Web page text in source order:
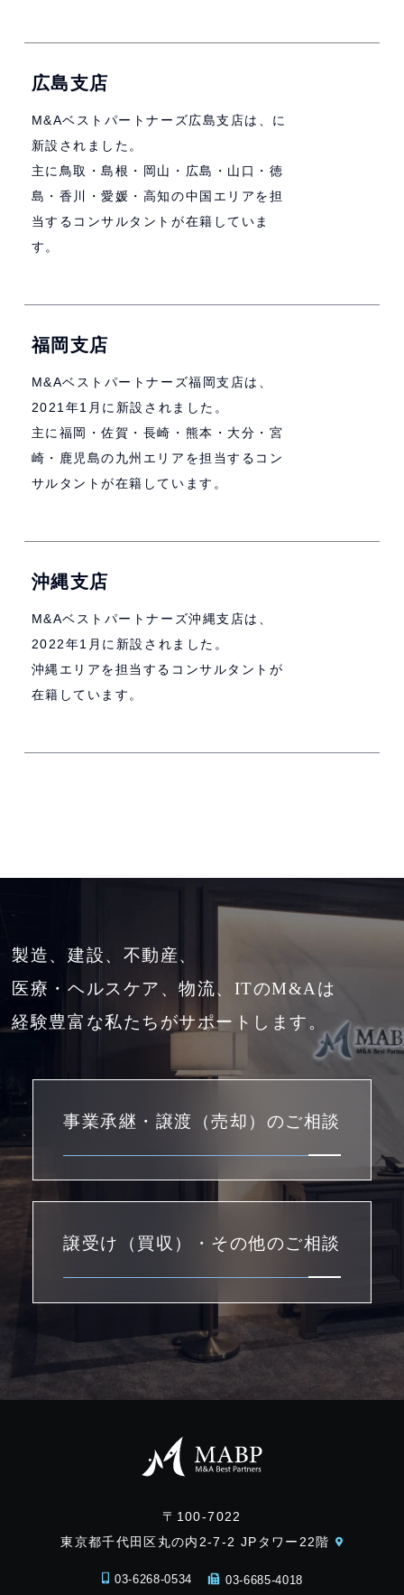
広島支店
M&Aベストパートナーズ広島支店は、に
新設されました。
主に鳥取・島根・岡山・広島・山口・徳
島・香川・愛媛・高知の中国エリアを担
当するコンサルタントが在籍していま
す。
福岡支店
M&Aベストパートナーズ福岡支店は、
2021年1月に新設されました。
主に福岡・佐賀・長崎・熊本・大分・宮
崎・鹿児島の九州エリアを担当するコン
サルタントが在籍しています。
沖縄支店
M&Aベストパートナーズ沖縄支店は、
2022年1月に新設されました。
沖縄エリアを担当するコンサルタントが
在籍しています。
製造、建設、不動産、
医療・ヘルスケア、物流、ITのM&Aは
経験豊富な私たちがサポートします。
事業承継・譲渡（売却）のご相談
譲受け（買収）・その他のご相談
〒100-7022
東京都千代田区丸の内2-7-2 JPタワー22階
03-6268-0534 03-6685-4018